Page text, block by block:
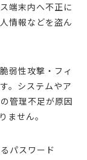
端末内へ不正に
情報などを盗ん
弱性攻撃・フィ
。システムやア
管理不足が原因
ません。
パスワード